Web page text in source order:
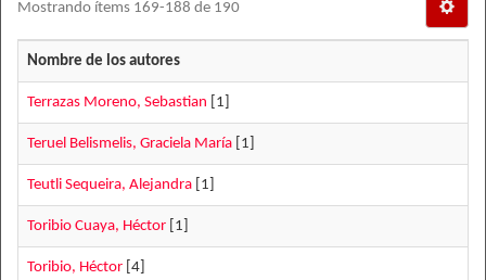
Mostrando ítems 169-188 de 190
Nombre de los autores
Terrazas Moreno, Sebastian [1]
Teruel Belismelis, Graciela María [1]
Teutli Sequeira, Alejandra [1]
Toribio Cuaya, Héctor [1]
Toribio, Héctor [4]